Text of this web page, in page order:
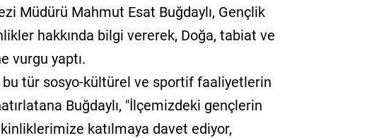
Müdürü Mahmut Esat Buğdaylı, Gençlik
hakkında bilgi vererek, Doğa, tabiat ve
vurgu yaptı.
tür sosyo-kültürel ve sportif faaliyetlerin
Buğdaylı, "İlçemizdeki gençlerin
katılmaya davet ediyor,